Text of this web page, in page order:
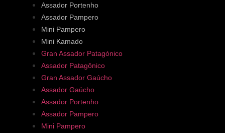
Assador Portenho
Assador Pampero
Mini Pampero
Mini Kamado
Gran Assador Patagónico
Assador Patagônico
Gran Assador Gaúcho
Assador Gaúcho
Assador Portenho
Assador Pampero
Mini Pampero